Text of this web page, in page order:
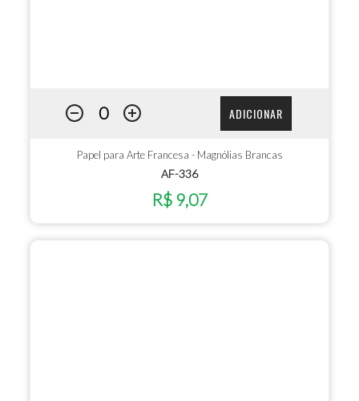
ADICIONAR
Papel para Arte Francesa - Magnólias Brancas
AF-336
R$ 9,07